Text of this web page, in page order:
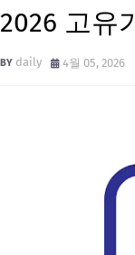
2026 고유
daily 4월 05, 2026